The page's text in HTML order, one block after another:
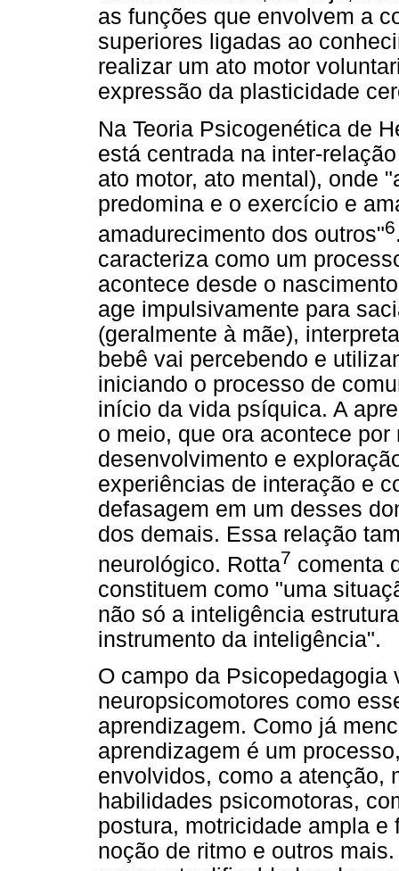
as funções que envolvem a
superiores ligadas ao
realizar um ato motor
expressão da plasticidade
Na Teoria Psicogenética de
está centrada na inter-
ato motor, ato mental), onde
predomina e o exercício e
amadurecimento dos outros"6
caracteriza como um
acontece desde o
age impulsivamente para
(geralmente à mãe),
bebê vai percebendo e
iniciando o processo de
início da vida psíquica. A
o meio, que ora acontece
desenvolvimento e
experiências de interação e
defasagem em um desses
dos demais. Essa relação
neurológico. Rotta7 comenta
constituem como "uma
não só a inteligência
instrumento da inteligência".
O campo da
neuropsicomotores como
aprendizagem. Como já
aprendizagem é um
envolvidos, como a atenção,
habilidades psicomotoras,
postura, motricidade ampla
noção de ritmo e outros